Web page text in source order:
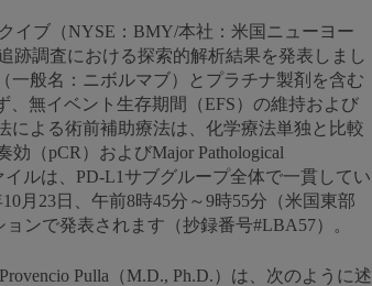
イブ（NYSE：BMY/本社：米国ニューヨー
跡調査における探索的解析結果を発表しまし
一般名：ニボルマブ）とプラチナ製剤を含む
無イベント生存期間（EFS）の維持および
による術前補助療法は、化学療法単独と比較
（pCR）およびMajor Pathological
ルは、PD-L1サブグループ全体で一貫してい
月23日、午前8時45分～9時55分（米国東部
ンで発表されます（抄録番号#LBA57）。
Pulla（M.D., Ph.D.）は、次のように述